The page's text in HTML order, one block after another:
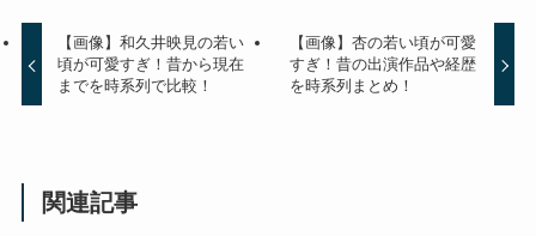
【画像】和久井映見の若い
頃が可愛すぎ！昔から現在
までを時系列で比較！
【画像】杏の若い頃が可愛
すぎ！昔の出演作品や経歴
を時系列まとめ！
関連記事